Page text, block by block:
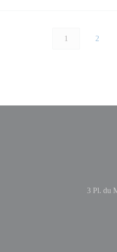
1 2
3 Pl. du